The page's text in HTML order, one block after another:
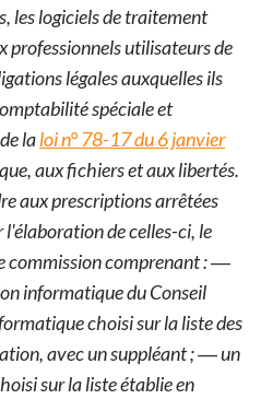
les logiciels de traitement
utilisateurs de
légales auxquelles ils
spéciale et
laloi n° 78-17 du 6 janvier
aux fichiers et aux libertés.
aux prescriptions arrêtées
l'élaboration de celles-ci, le
commission comprenant :―
informatique du Conseil
choisi sur la liste des
avec un suppléant ;― un
sur la liste établie en